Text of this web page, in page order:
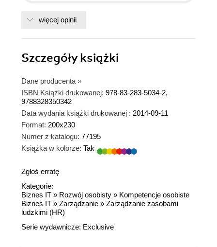
więcej opinii
Szczegółyksiążki
Dane producenta »
ISBN Książki drukowanej: 978-83-283-5034-2,
9788328350342
Data wydania książki drukowanej : 2014-09-11
Format: 200x230
Numer z katalogu: 77195
Książka w kolorze: Tak
Zgłoś erratę
Kategorie:
Biznes IT » Rozwój osobisty » Kompetencje osobiste
Biznes IT » Zarządzanie » Zarządzanie zasobami
ludzkimi (HR)
Serie wydawnicze: Exclusive